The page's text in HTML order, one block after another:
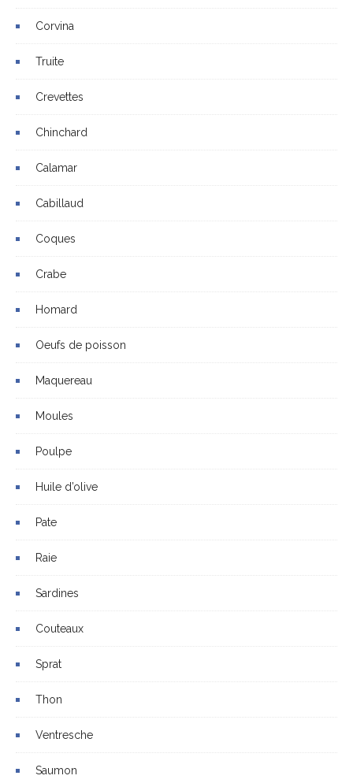
Corvina
Truite
Crevettes
Chinchard
Calamar
Cabillaud
Coques
Crabe
Homard
Oeufs de poisson
Maquereau
Moules
Poulpe
Huile d’olive
Pate
Raie
Sardines
Couteaux
Sprat
Thon
Ventresche
Saumon